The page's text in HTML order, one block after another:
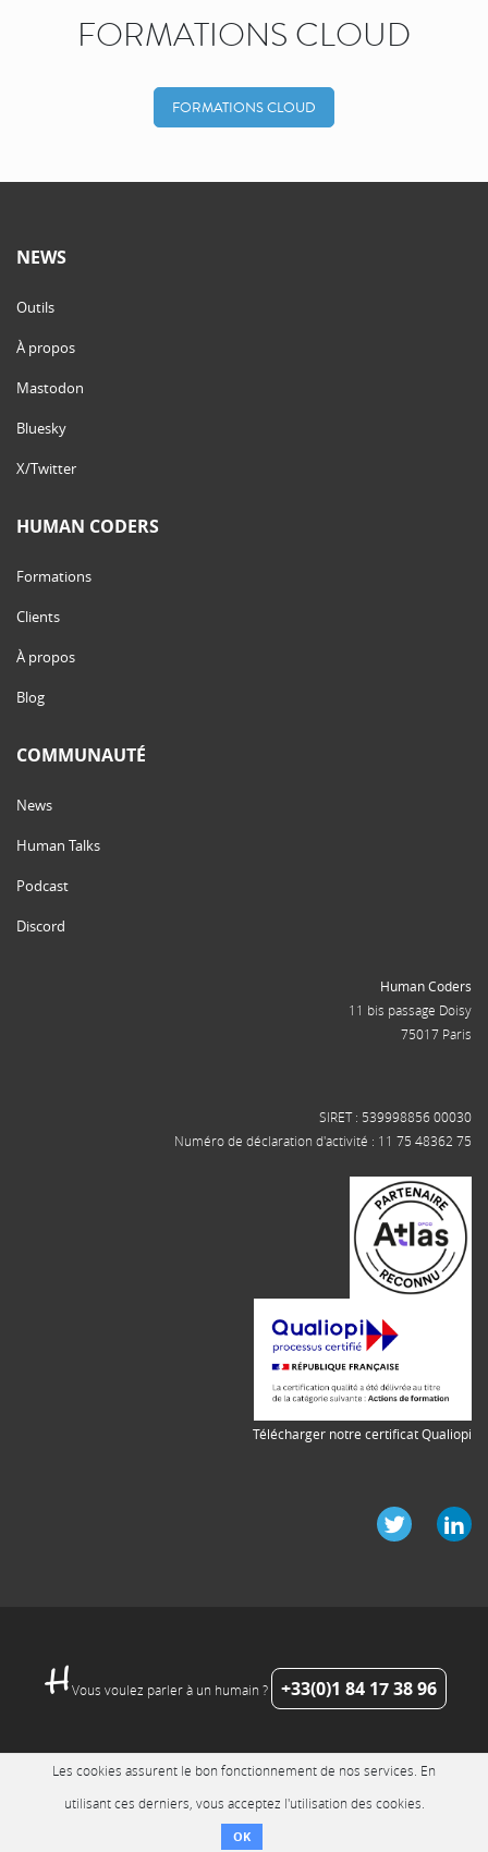
FORMATIONS CLOUD
FORMATIONS CLOUD
NEWS
Outils
À propos
Mastodon
Bluesky
X/Twitter
HUMAN CODERS
Formations
Clients
À propos
Blog
COMMUNAUTÉ
News
Human Talks
Podcast
Discord
Human Coders
11 bis passage Doisy
75017 Paris
SIRET : 539998856 00030
Numéro de déclaration d'activité : 11 75 48362 75
Télécharger notre certificat Qualiopi
Vous voulez parler à un humain ? +33(0)1 84 17 38 96
Les cookies assurent le bon fonctionnement de nos services. En
utilisant ces derniers, vous acceptez l'utilisation des cookies.
OK